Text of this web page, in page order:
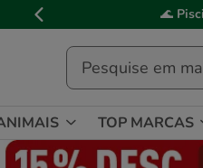
de
mensagem,
🌊
TOP MARCAS